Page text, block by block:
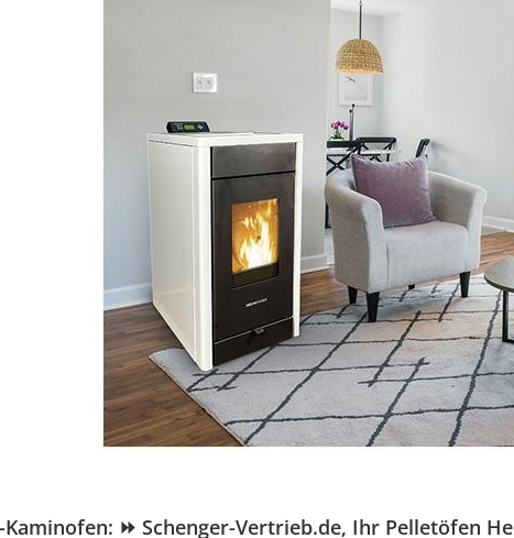
Kaminofen: ⏩ Schenger-Vertrieb.de, Ihr Pelletöfen